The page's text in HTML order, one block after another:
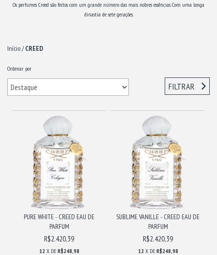
Os perfumes Creed são feitos com um grande número das mais nobres essências. Com uma longa
dinastia de sete gerações.
Início/ CREED
Ordenar por
FILTRAR
PURE WHITE - CREED EAU DE
PARFUM
R$2.420,39
12 X DE R$248,98
SUBLIME VANILLE - CREED EAU DE
PARFUM
R$2.420,39
12 X DE R$248,98